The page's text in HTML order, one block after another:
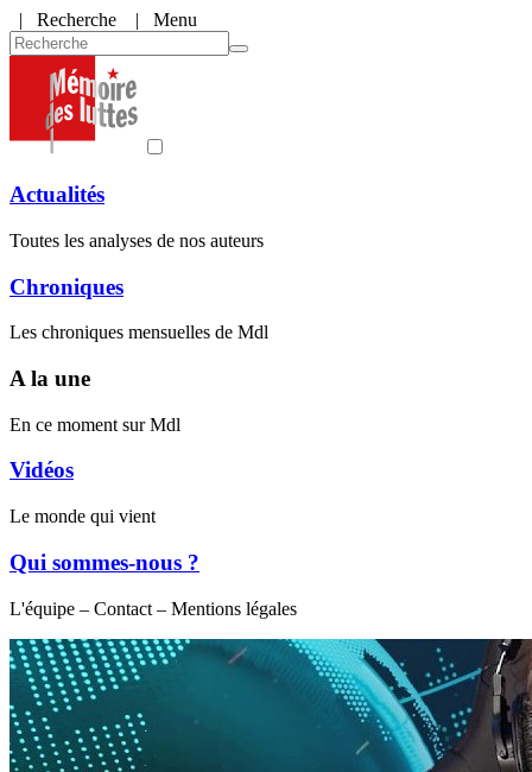
| Recherche | Menu
Actualités
Toutes les analyses de nos auteurs
Chroniques
Les chroniques mensuelles de Mdl
A la une
En ce moment sur Mdl
Vidéos
Le monde qui vient
Qui sommes-nous ?
L'équipe – Contact – Mentions légales